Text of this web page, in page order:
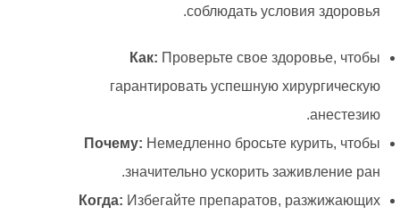
соблюдать условия здоровья.
Как: Проверьте свое здоровье, чтобы
гарантировать успешную хирургическую
анестезию.
Почему: Немедленно бросьте курить, чтобы
значительно ускорить заживление ран.
Когда: Избегайте препаратов, разжижающих